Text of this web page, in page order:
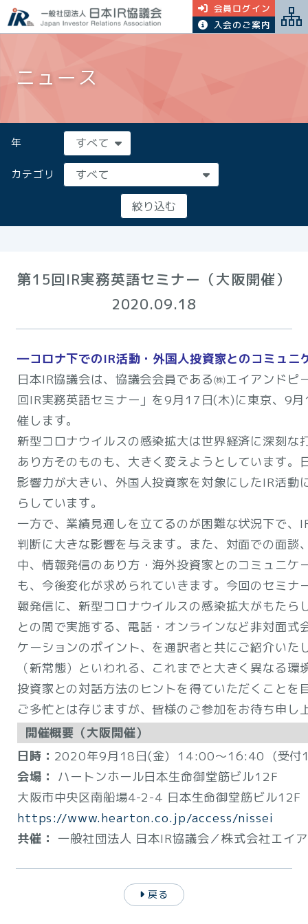
会員ログイン
入会のご案内
ニュース
年
カテゴリ
第15回IR実務英語セミナー（大阪開催）
2020.09.18
―コロナ下でのIR活動・外国人投資家とのコミュニ
日本IR協議会は、協議会会員である㈱エイアンドピ
回IR実務英語セミナー」を9月17日(木)に東京、9
催します。
新型コロナウイルスの感染拡大は世界経済に深刻な
あり方そのものも、大きく変えようとしています。
影響力が大きい、外国人投資家を対象にしたIR活動
らしています。
一方で、業績見通しを立てるのが困難な状況下で、
判断に大きな影響を与えます。また、対面での面談
中、情報発信のあり方・海外投資家とのコミュニケ
も、今後変化が求められていきます。今回のセミ
報発信に、新型コロナウイルスの感染拡大がもた
との間で実施する、電話・オンラインなど非対面式
ケーションのポイント、を通訳者と共にご紹介いた
（新常態）といわれる、これまでと大きく異なる環
投資家との対話方法のヒントを得ていただくことを
ご多忙とは存じますが、皆様のご参加をお待ち申し
開催概要（大阪開催）
日時： 2020年9月18日(金) 14:00～16:40 (受付
会場： ハートンホール日本生命御堂筋ビル12F
大阪市中央区南船場4-2-4 日本生命御堂筋ビル
https://www.hearton.co.jp/access/nissei
共催： 一般社団法人 日本IR協議会／株式会社エイ
戻る